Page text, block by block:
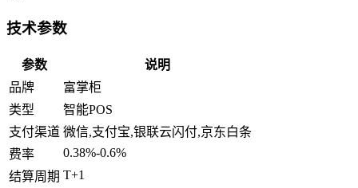
技术参数
参数
说明
品牌
富掌柜
类型
智能POS
支付渠道 微信,支付宝,银联云闪付,京东白条
费率
0.38%-0.6%
结算周期 T+1